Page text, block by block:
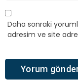
Daha sonraki
adresim ve site